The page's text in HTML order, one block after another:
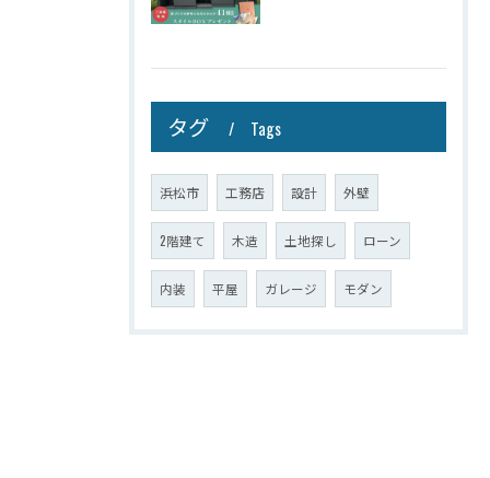
タグ Tags
浜松市 工務店 設計 外壁
2階建て 木造 土地探し ローン
内装 平屋 ガレージ モダン